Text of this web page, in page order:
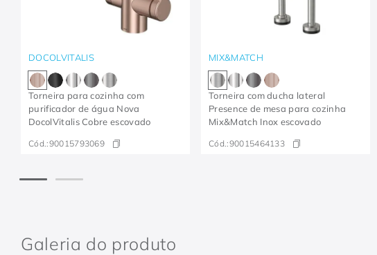
DOCOLVITALIS
Torneira para cozinha com
purificador de água Nova
DocolVitalis Cobre escovado
Cód.:90015793069
MIX&MATCH
Torneira com ducha lateral
Presence de mesa para cozinha
Mix&Match Inox escovado
Cód.:90015464133
Galeria do produto